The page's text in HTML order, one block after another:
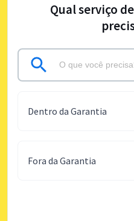
Qual serviço
Dentro da Garantia
Fora da Garantia